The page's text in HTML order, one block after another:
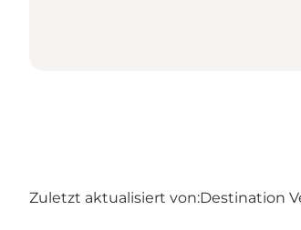
Zuletzt aktualisiert von:Destination